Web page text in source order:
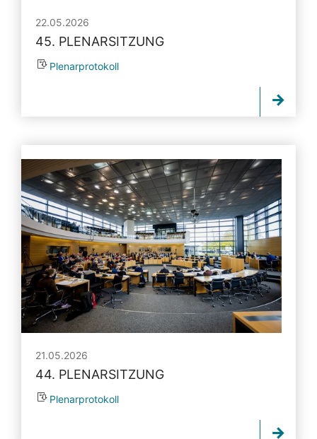
22.05.2026
45. PLENARSITZUNG
Plenarprotokoll
21.05.2026
44. PLENARSITZUNG
Plenarprotokoll